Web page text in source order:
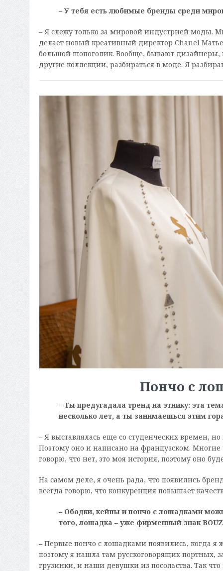
– У тебя есть любимые бренды среди
– Я слежу только за мировой индустрией моды.
делает новый креативный директор Сhanel
большой шопоголик. Вообще, бывают дизайнеры,
другие коллекции, разбираться в моде. Я
Пончо с
– Ты предугадала тренд на этнику: эта
несколько лет, а ты занимаешься этим
– Я выставлялась еще со студенческих времен,
Поэтому оно и написано на французском.
говорю, что нет, это моя история, поэтому оно
На самом деле, я очень рада, что появились
всегда говорю, что конкуренция повышает
– Ободки, кейпы и пончо с лошадками
того, лошадка – уже фирменный знак
–Первые пончо с лошадками появились, когда я
поэтому я нашла там русскоговорящих
грузинки, и наши девушки из посольства. Так